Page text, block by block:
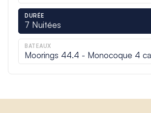
DURÉE
7 Nuitées
BATEAUX
Moorings 44.4 - Monocoque 4